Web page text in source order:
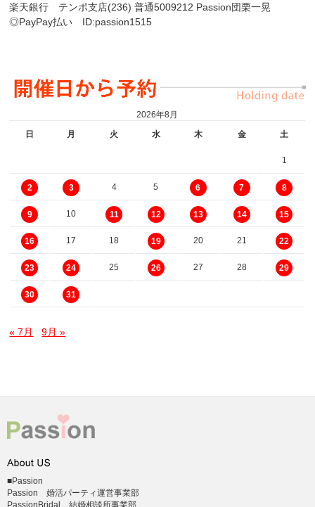
楽天銀行 テンポ支店(236) 普通5009212 Passion団栗一晃
◎PayPay払い ID:passion1515
2026年8月
日
月 火 水 木 金 土
1
2 3 4 5 6 7 8
9 10 11 12 13 14 15
16 17 18 19 20 21 22
23 24 25 26 27 28 29
30 31
« 7月 9月 »
■Passion
Passion 婚活パーティ運営事業部